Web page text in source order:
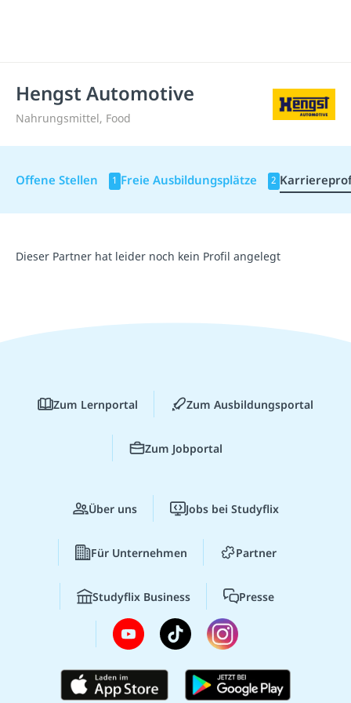
Hengst Automotive
Nahrungsmittel, Food
Offene Stellen 1 Freie Ausbildungsplätze 2
Dieser Partner hat leider noch kein Profil angelegt
Zum Lernportal Zum Ausbildungsportal
Zum Jobportal
Über uns Jobs bei Studyflix
Für Unternehmen Partner
Studyflix Business Presse